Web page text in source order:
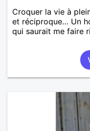
Croquer la vie à
et réciproque… Un
qui saurait me faire